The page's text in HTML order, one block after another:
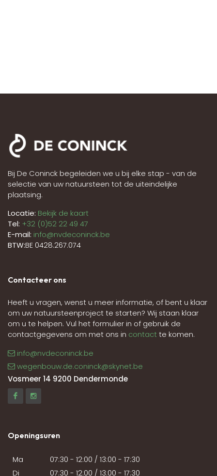
Bij De Coninck begeleiden we u bij elke stap - van de
selectie van uw natuursteen tot de uiteindelijke
plaatsing.
Locatie: Bekijk de kaart
Tel: +32 (0)52 22 49 47
E-mail: info@nvdeconinck.be
BTW:BE 0428.267.074
Contacteer ons
Heeft u vragen, wenst u meer informatie, of bent u klaar
om uw natuursteenproject te starten? Wij staan klaar
om u te helpen. Vul het formulier in of gebruik de
contactgegevens om met ons in contact te komen.
info@nvdeconinck.be
wegenbouw.de.coninck@skynet.be
Vosmeer 14 9200 Dendermonde
Openingsuren
Ma
07:30 - 12:00 / 13:00 - 17:30
Di
07:30 - 12:00 / 13:00 - 17:30